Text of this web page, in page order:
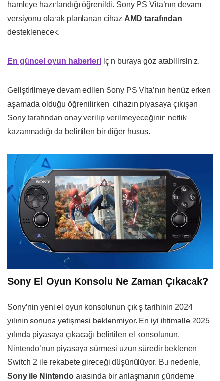
hamleye hazırlandığı öğrenildi. Sony PS Vita’nın devam
versiyonu olarak planlanan cihaz AMD tarafından
desteklenecek.
En güncel oyun haberleri için buraya göz atabilirsiniz.
Geliştirilmeye devam edilen Sony PS Vita’nın henüz erken
aşamada olduğu öğrenilirken, cihazın piyasaya çıkışan
Sony tarafından onay verilip verilmeyeceğinin netlik
kazanmadığı da belirtilen bir diğer husus.
Sony El Oyun Konsolu Ne Zaman Çıkacak?
Sony’nin yeni el oyun konsolunun çıkış tarihinin 2024
yılının sonuna yetişmesi beklenmiyor. En iyi ihtimalle 2025
yılında piyasaya çıkacağı belirtilen el konsolunun,
Nintendo’nun piyasaya sürmesi uzun süredir beklenen
Switch 2 ile rekabete gireceği düşünülüyor. Bu nedenle,
Sony ile Nintendo arasında bir anlaşmanın gündeme